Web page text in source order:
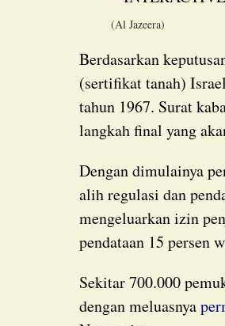
(Al Jazeera)
Berdasarkan keputusan tersebut, pendaftaran tanah Palestina ke dalam sistem “Tabu”
(sertifikat tanah)
tahun 1967. Surat
langkah final yang
Dengan dimulainya penyelesaian lahan ini, unit Pendaftaran Tanah Israel akan mengambil
alih regulasi dan
mengeluarkan izin
pendataan 15 persen
Sekitar 700.000 pemukim Israel saat ini tinggal di Tepi Barat dan Yerusalem Timur, seiring
dengan meluasnya